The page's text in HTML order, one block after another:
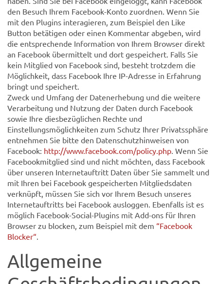
den Besuch Ihrem Facebook-Konto zuordnen. Wenn Sie
mit den Plugins interagieren, zum Beispiel den Like
Button betätigen oder einen Kommentar abgeben, wird
die entsprechende Information von Ihrem Browser direkt
an Facebook übermittelt und dort gespeichert. Falls Sie
kein Mitglied von Facebook sind, besteht trotzdem die
Möglichkeit, dass Facebook Ihre IP-Adresse in Erfahrung
bringt und speichert.
Zweck und Umfang der Datenerhebung und die weitere
Verarbeitung und Nutzung der Daten durch Facebook
sowie Ihre diesbezüglichen Rechte und
Einstellungsmöglichkeiten zum Schutz Ihrer Privatssphäre
entnehmen Sie bitte den Datenschutzhinweisen von
Facebook: http://www.facebook.com/policy.php . Wenn Sie
Facebookmitglied sind und nicht möchten, dass Facebook
über unseren Internetauftritt Daten über Sie sammelt und
mit Ihren bei Facebook gespeicherten Mitgliedsdaten
verknüpft, müssen Sie sich vor Ihrem Besuch unseres
Internetauftritts bei Facebook ausloggen. Ebenfalls ist es
möglich Facebook-Social-Plugins mit Add-ons für Ihren
Browser zu blocken, zum Beispiel mit dem “Facebook
Blocker“
Allgemeine